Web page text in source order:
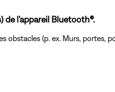
de l'appareil Bluetooth®.
(p. ex. Murs, portes,